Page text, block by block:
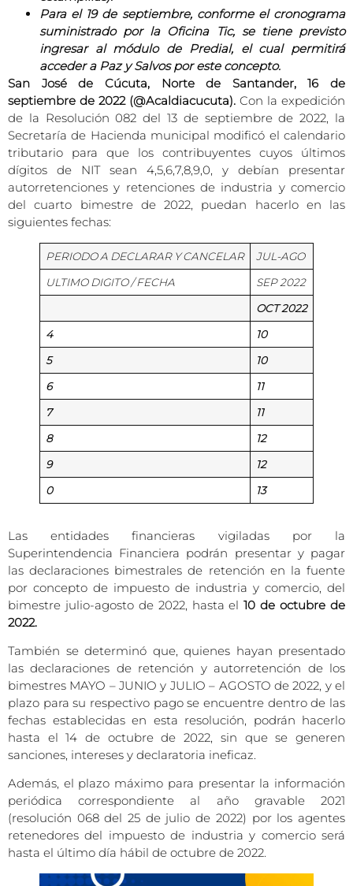
Para el 19 de septiembre, conforme el cronograma
suministrado por la Oficina Tic, se tiene previsto
ingresar al módulo de Predial, el cual permitirá
acceder a Paz y Salvos por este concepto.
San José de Cúcuta, Norte de Santander, 16 de
septiembre de 2022 (@Acaldiacucuta). Con la expedición
de la Resolución 082 del 13 de septiembre de 2022, la
Secretaría de Hacienda municipal modificó el calendario
tributario para que los contribuyentes cuyos últimos
dígitos de NIT sean 4,5,6,7,8,9,0, y debían presentar
autorretenciones y retenciones de industria y comercio
del cuarto bimestre de 2022, puedan hacerlo en las
siguientes fechas:
PERIODO A DECLARAR Y CANCELAR JUL-AGO
ULTIMO DIGITO / FECHA SEP 2022
OCT 2022
4 10
5 10
6 11
7 11
8 12
9 12
0 13
Las entidades financieras vigiladas por la
Superintendencia Financiera podrán presentar y pagar
las declaraciones bimestrales de retención en la fuente
por concepto de impuesto de industria y comercio, del
bimestre julio-agosto de 2022, hasta el10 de octubre de
2022.
También se determinó que, quienes hayan presentado
las declaraciones de retención y autorretención de los
bimestres MAYO – JUNIO y JULIO – AGOSTO de 2022, y el
plazo para su respectivo pago se encuentre dentro de las
fechas establecidas en esta resolución, podrán hacerlo
hasta el 14 de octubre de 2022, sin que se generen
sanciones, intereses y declaratoria ineficaz.
Además, el plazo máximo para presentar la información
periódica correspondiente al año gravable 2021
(resolución 068 del 25 de julio de 2022) por los agentes
retenedores del impuesto de industria y comercio será
hasta el último día hábil de octubre de 2022.